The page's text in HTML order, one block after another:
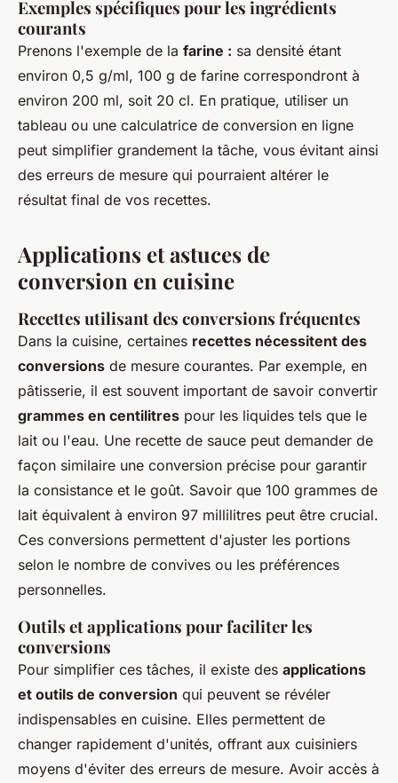
Exemples spécifiques pour les ingrédients
courants
Prenons l'exemple de la farine : sa densité étant
environ 0,5 g/ml, 100 g de farine correspondront à
environ 200 ml, soit 20 cl. En pratique, utiliser un
tableau ou une calculatrice de conversion en ligne
peut simplifier grandement la tâche, vous évitant ainsi
des erreurs de mesure qui pourraient altérer le
résultat final de vos recettes.
Applications et astuces de
conversion en cuisine
Recettes utilisant des conversions fréquentes
Dans la cuisine, certaines recettes nécessitent des
conversions de mesure courantes. Par exemple, en
pâtisserie, il est souvent important de savoir convertir
grammes en centilitres pour les liquides tels que le
lait ou l'eau. Une recette de sauce peut demander de
façon similaire une conversion précise pour garantir
la consistance et le goût. Savoir que 100 grammes de
lait équivalent à environ 97 millilitres peut être crucial.
Ces conversions permettent d'ajuster les portions
selon le nombre de convives ou les préférences
personnelles.
Outils et applications pour faciliter les
conversions
Pour simplifier ces tâches, il existe des applications
et outils de conversion qui peuvent se révéler
indispensables en cuisine. Elles permettent de
changer rapidement d'unités, offrant aux cuisiniers
moyens d'éviter des erreurs de mesure. Avoir accès à